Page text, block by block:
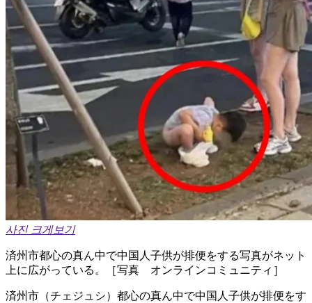
사진 크게보기
済州市都心の真ん中で中国人子供が排便をする写真がネット
上に広がっている。​［写真 オンラインコミュニティ］ ​
済州市（チェジュシ）都心の真ん中で中国人子供が排便をす